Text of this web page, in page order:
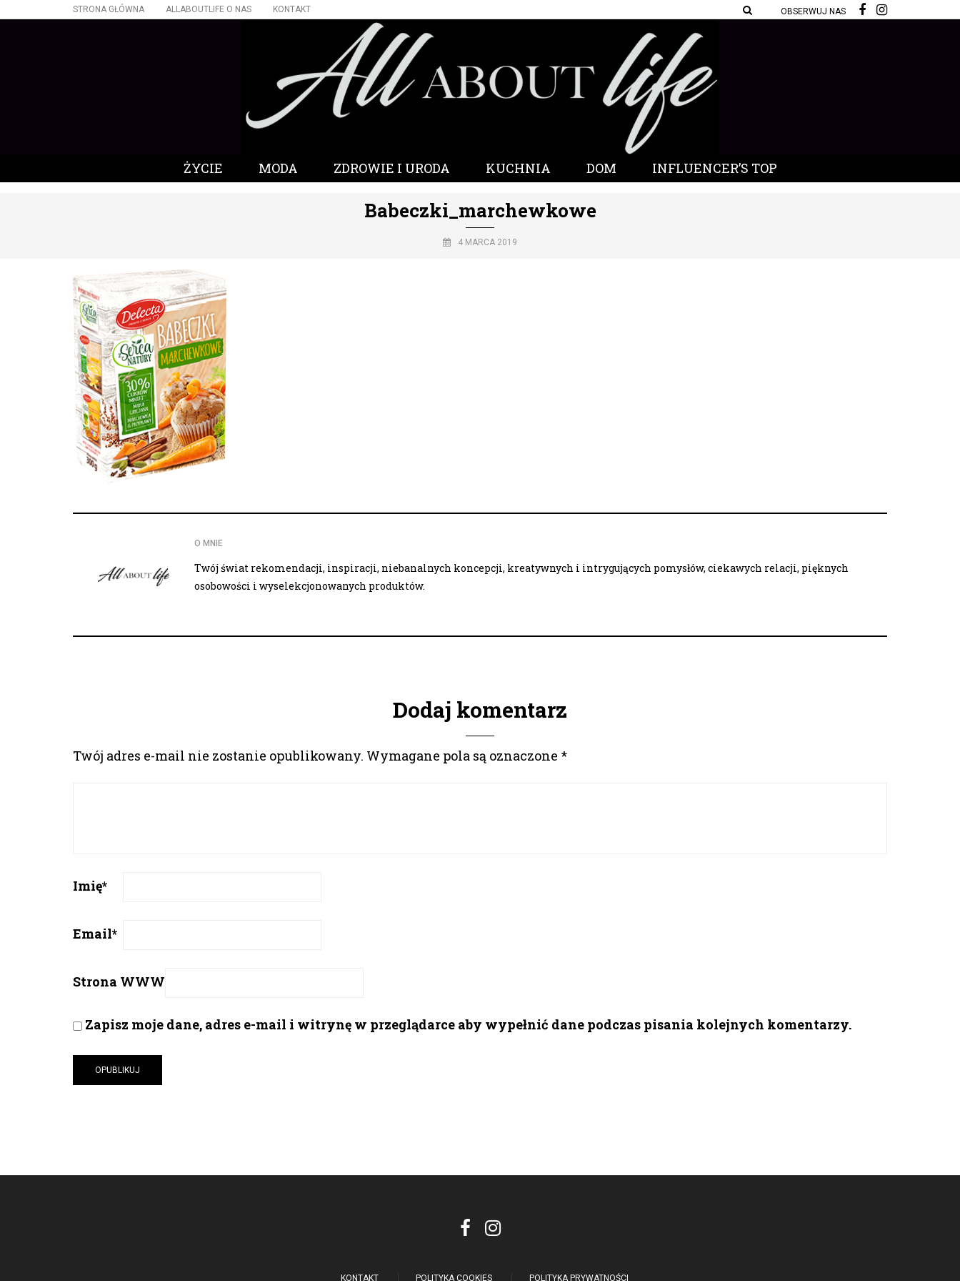
STRONA GŁÓWNA ALLABOUTLIFE O NAS KONTAKT OBSERWUJ NAS
ŻYCIE MODA ZDROWIE I URODA KUCHNIA DOM INFLUENCER’S TOP
Babeczki_marchewkowe
4 MARCA 2019
O MNIE
Twój świat rekomendacji, inspiracji, niebanalnych koncepcji, kreatywnych i intrygujących pomysłów, ciekawych relacji, pięknych
osobowości i wyselekcjonowanych produktów.
Dodaj komentarz
Twój adres e-mail nie zostanie opublikowany. Wymagane pola są oznaczone *
Imię*
Email*
Strona WWW
Zapisz moje dane, adres e-mail i witrynę w przeglądarce aby wypełnić dane podczas pisania kolejnych komentarzy.
KONTAKT POLITYKA COOKIES POLITYKA PRYWATNOŚCI